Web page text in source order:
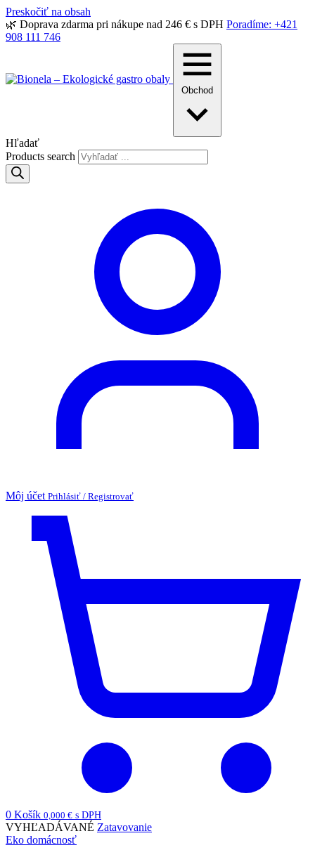
Preskočiť na obsah
🌿 Doprava zdarma pri nákupe nad 246 € s DPH Poradíme: +421
908 111 746
Obchod
Hľadať
Products search
Môj účet Prihlásiť / Registrovať
0 Košík 0,000 € s DPH
VYHĽADÁVANÉ Zatavovanie
Eko domácnosť